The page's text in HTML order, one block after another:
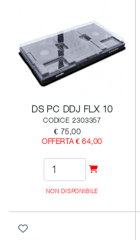
DS PC DDJ FLX 10
CODICE 2303357
€ 75,00
OFFERTA € 64,00
NON DISPONIBILE